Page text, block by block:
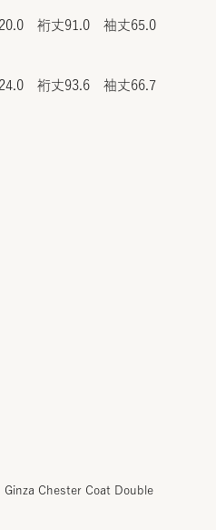
裄丈91.0 袖丈65.0
裄丈93.6 袖丈66.7
Ginza Chester Coat Double